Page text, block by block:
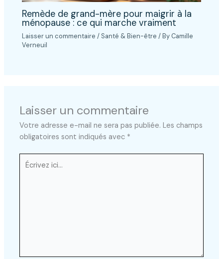
Remède de grand-mère pour maigrir à la
ménopause : ce qui marche vraiment
Laisser un commentaire / Santé & Bien-être / By Camille
Verneuil
Laisser un commentaire
Votre adresse e-mail ne sera pas publiée. Les champs
obligatoires sont indiqués avec *
Écrivez
ici…